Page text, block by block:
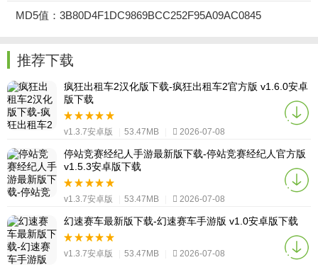
MD5值：3B80D4F1DC9869BCC252F95A09AC0845
推荐下载
疯狂出租车2汉化版下载-疯狂出租车2官方版 v1.6.0安卓
版下载
v1.3.7安卓版 53.47MB 2026-07-08
停站竞赛经纪人手游最新版下载-停站竞赛经纪人官方版
v1.5.3安卓版下载
v1.3.7安卓版 53.47MB 2026-07-08
幻速赛车最新版下载-幻速赛车手游版 v1.0安卓版下载
v1.3.7安卓版 53.47MB 2026-07-08